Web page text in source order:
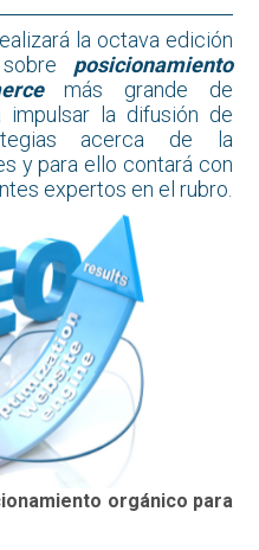
la octava edición
posicionamiento
más grande de
impulsar la difusión de
acerca de la
y para ello contará con
expertos en el rubro.
orgánico para